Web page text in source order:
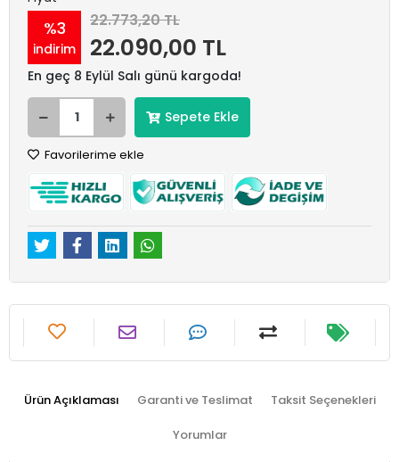
%3
indirim
22.773,20 TL
22.090,00 TL
En geç 8 Eylül Salı günü kargoda!
Sepete Ekle
Favorilerime ekle
Ürün Açıklaması Garanti ve Teslimat Taksit Seçenekleri
Yorumlar